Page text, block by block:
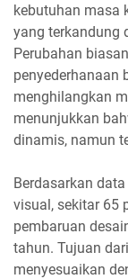
kebutuhan masa
yang terkandung
Perubahan
penyederhanaan
menghilangkan
menunjukkan
dinamis, namun
Berdasarkan
visual, sekitar 65
pembaruan
tahun. Tujuan
menyesuaikan